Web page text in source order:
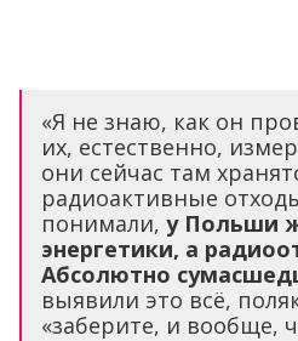
«Я не знаю, как он
их, естественно,
они сейчас там
радиоактивные
понимали, у Польши
энергетики, а
Абсолютно
выявили это всё,
«заберите, и вообще,